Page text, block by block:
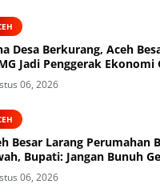
Desa Berkurang, Aceh
Jadi Penggerak Ekonomi
06, 2026
Besar Larang Perumahan
Bupati: Jangan Bunuh
06, 2026